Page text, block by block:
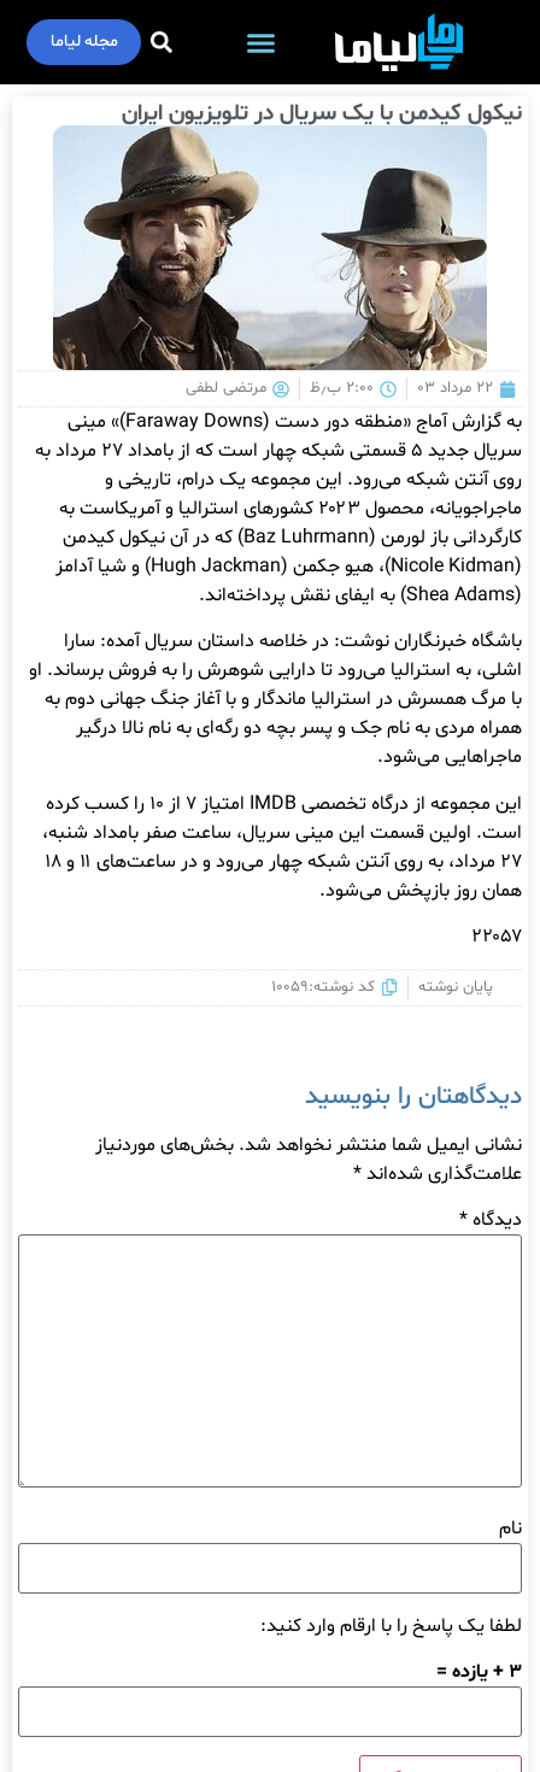
مجله لیاما
نیکول کیدمن با یک سریال در تلویزیون ایران
۲۲ مرداد ۰۳ ۲:۰۰ ب٫ظ مرتضی لطفی
به گزارش آماج «منطقه دور دست (Faraway Downs)» مینی
سریال جدید ۵ قسمتی شبکه چهار است که از بامداد ۲۷ مرداد به
روی آنتن شبکه می‌رود. این مجموعه یک درام، تاریخی و
ماجراجویانه، محصول ۲۰۲۳ کشورهای استرالیا و آمریکاست به
کارگردانی باز لورمن (Baz Luhrmann) که در آن نیکول کیدمن
(Nicole Kidman)، هیو جکمن (Hugh Jackman) و شیا آدامز
(Shea Adams) به ایفای نقش پرداخته‌اند.
باشگاه خبرنگاران نوشت: در خلاصه داستان سریال آمده: سارا
اشلی، به استرالیا می‌رود تا دارایی شوهرش را به فروش برساند. او
با مرگ همسرش در استرالیا ماندگار و با آغاز جنگ جهانی دوم به
همراه مردی به نام جک و پسر بچه دو رگه‌ای به نام نالا درگیر
ماجراهایی می‌شود.
این مجموعه از درگاه تخصصی IMDB امتیاز ۷ از ۱۰ را کسب کرده
است. اولین قسمت این مینی سریال، ساعت صفر بامداد شنبه،
۲۷ مرداد، به روی آنتن شبکه چهار می‌رود و در ساعت‌های ۱۱ و ۱۸
همان روز بازپخش می‌شود.
۲۲۰۵۷
پایان نوشته کد نوشته:10059
دیدگاهتان را بنویسید
نشانی ایمیل شما منتشر نخواهد شد. بخش‌های موردنیاز
علامت‌گذاری شده‌اند*
دیدگاه*
نام
لطفا یک پاسخ را با ارقام وارد کنید:
3 + یازده =